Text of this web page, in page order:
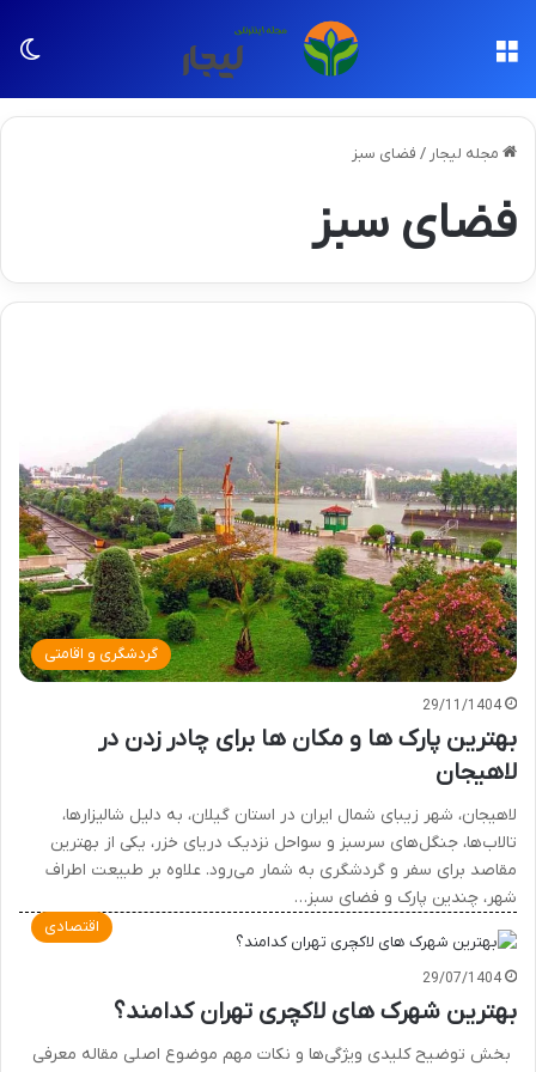
مجله لیجار / فضای سبز
فضای سبز
گردشگری و اقامتی
29/11/1404
بهترین پارک ها و مکان ها برای چادر زدن در
لاهیجان
لاهیجان، شهر زیبای شمال ایران در استان گیلان، به دلیل شالیزارها،
تالاب‌ها، جنگل‌های سرسبز و سواحل نزدیک دریای خزر، یکی از بهترین
مقاصد برای سفر و گردشگری به شمار می‌رود. علاوه بر طبیعت اطراف
شهر، چندین پارک و فضای سبز…
اقتصادی
29/07/1404
بهترین شهرک های لاکچری تهران کدامند؟
بخش توضیح کلیدی ویژگی‌ها و نکات مهم موضوع اصلی مقاله معرفی